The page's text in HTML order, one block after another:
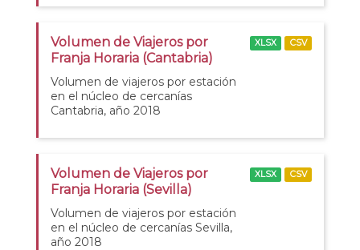
Volumen de Viajeros por
Franja Horaria (Cantabria)
Volumen de viajeros por estación
en el núcleo de cercanías
Cantabria, año 2018
XLSX CSV
Volumen de Viajeros por
Franja Horaria (Sevilla)
Volumen de viajeros por estación
en el núcleo de cercanías Sevilla,
año 2018
XLSX CSV